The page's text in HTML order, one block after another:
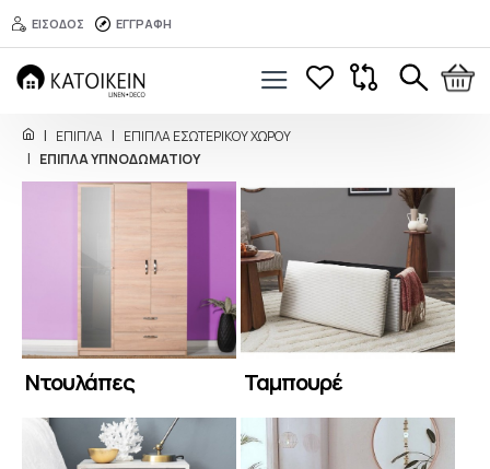
ΕΙΣΟΔΟΣ ΕΓΓΡΑΦΗ
ΕΠΙΠΛΑ
ΕΠΙΠΛΑ ΕΣΩΤΕΡΙΚΟΥ ΧΩΡΟΥ
ΕΠΙΠΛΑ ΥΠΝΟΔΩΜΑΤΙΟΥ
Ντουλάπες Ταμπουρέ